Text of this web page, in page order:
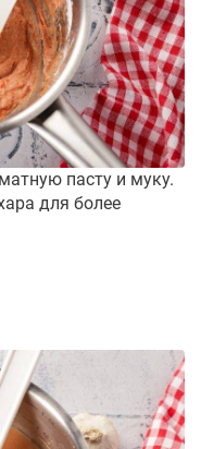
пасту и муку.
для более